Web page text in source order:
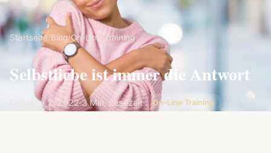
Startseite/Blog/On-Line Training
Selbstliebe ist immer die Antwort
February 2, 2022·3 Min. Lesezeit· On-Line Training